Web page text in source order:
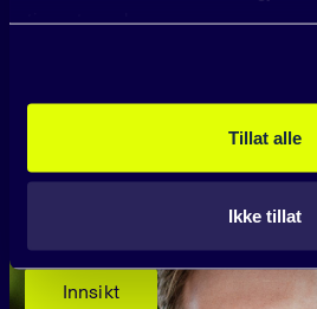
tjenestene deres.
Tillat alle
Ikke tillat
Pareto velger SundayOS til
Innsikt